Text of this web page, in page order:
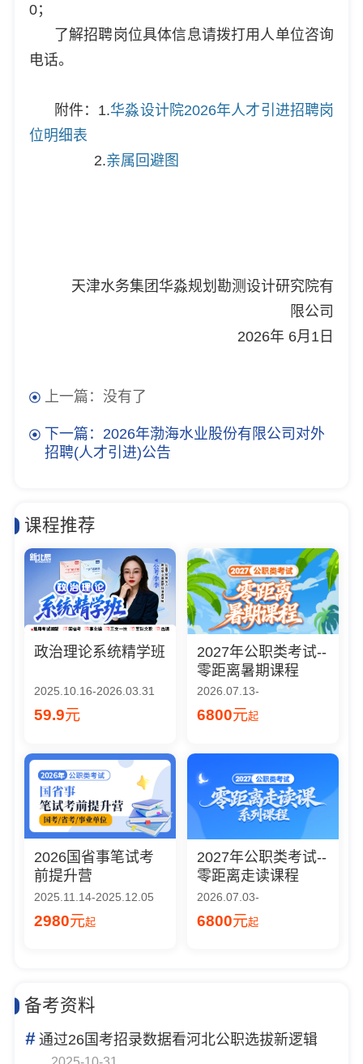
0；
了解招聘岗位具体信息请拨打用人单位咨询
电话。
附件：1.华淼设计院2026年人才引进招聘岗
位明细表
2.亲属回避图
天津水务集团华淼规划勘测设计研究院有
限公司
2026年 6月1日
上一篇：没有了
下一篇：2026年渤海水业股份有限公司对外
招聘(人才引进)公告
课程推荐
政治理论系统精学班
2025.10.16-2026.03.31
59.9元
2027年公职类考试--
零距离暑期课程
2026.07.13-
6800元起
2026国省事笔试考
前提升营
2025.11.14-2025.12.05
2980元起
2027年公职类考试--
零距离走读课程
2026.07.03-
6800元起
备考资料
#通过26国考招录数据看河北公职选拔新逻辑